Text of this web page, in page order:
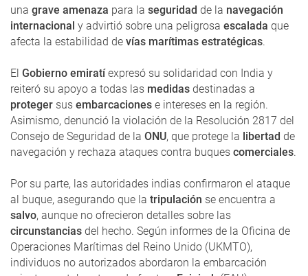
una grave amenaza para la seguridad de la navegación
internacional y advirtió sobre una peligrosa escalada que
afecta la estabilidad de vías marítimas estratégicas.
El Gobierno emiratíexpresó su solidaridad con India y
reiteró su apoyo a todas las medidas destinadas a
proteger sus embarcaciones e intereses en la región.
Asimismo, denunció la violación de la Resolución 2817 del
Consejo de Seguridad de la ONU, que protege la libertad de
navegación y rechaza ataques contra buques comerciales.
Por su parte, las autoridades indias confirmaron el ataque
al buque, asegurando que la tripulación se encuentra a
salvo, aunque no ofrecieron detalles sobre las
circunstancias del hecho. Según informes de la Oficina de
Operaciones Marítimas del Reino Unido (UKMTO),
individuos no autorizados abordaron la embarcación